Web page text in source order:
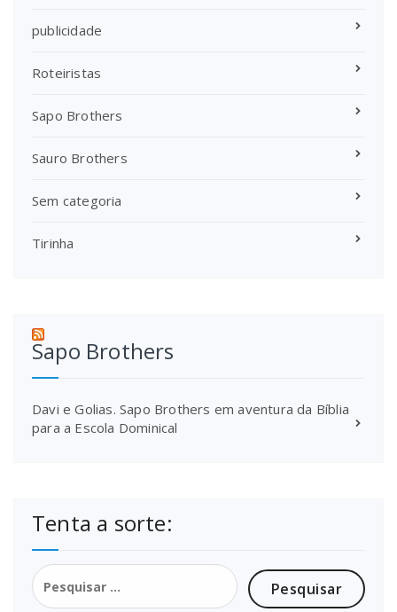
publicidade
Roteiristas
Sapo Brothers
Sauro Brothers
Sem categoria
Tirinha
Sapo Brothers
Davi e Golias. Sapo Brothers em aventura da Bíblia
para a Escola Dominical
Tenta a sorte:
Pesquisar
por: